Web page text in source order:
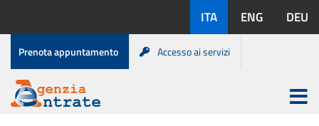
contenuto
disponibili:
ITA ENG DEU
Menu
di
servizio
Prenota appuntamento Accesso ai servizi
Apri
menu